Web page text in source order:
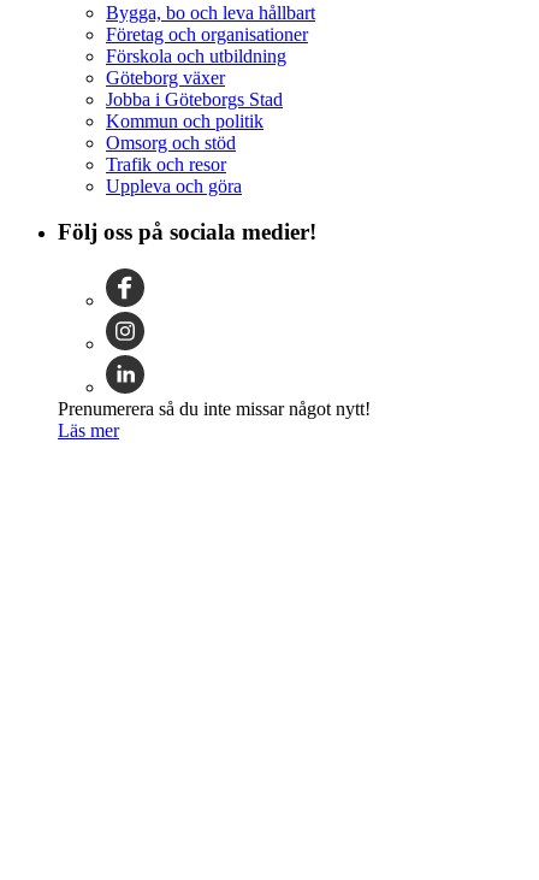
Bygga, bo och leva hållbart
Företag och organisationer
Förskola och utbildning
Göteborg växer
Jobba i Göteborgs Stad
Kommun och politik
Omsorg och stöd
Trafik och resor
Uppleva och göra
Följ oss på sociala medier!
Prenumerera så du inte missar något nytt!
Läs mer